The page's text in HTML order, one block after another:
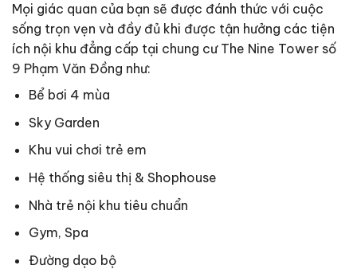
Mọi giác quan của bạn sẽ được đánh thức với cuộc
sống trọn vẹn và đầy đủ khi được tận hưởng các tiện
ích nội khu đẳng cấp tại chung cư The Nine Tower số
9 Phạm Văn Đồng như:
Bể bơi 4 mùa
Sky Garden
Khu vui chơi trẻ em
Hệ thống siêu thị & Shophouse
Nhà trẻ nội khu tiêu chuẩn
Gym, Spa
Đường dạo bộ